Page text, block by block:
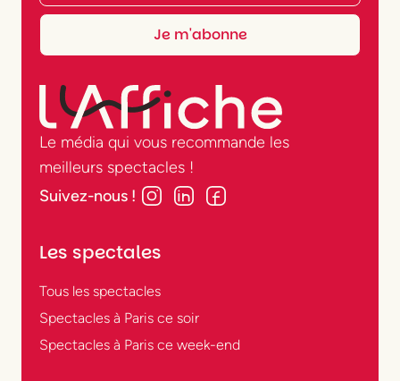
Le média qui vous recommande les
meilleurs spectacles !
Suivez-nous !
Les spectales
Tous les spectacles
Spectacles à Paris ce soir
Spectacles à Paris ce week-end